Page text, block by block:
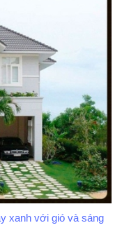
xanh với gió và sáng